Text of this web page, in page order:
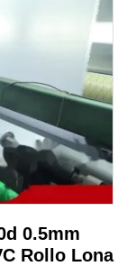
0.5mm
Rollo Lona